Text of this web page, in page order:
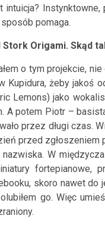
Instynktowne,
pomaga.
Stork Origami. Skąd
o tym projekcie,
Kupidura, żeby jakoś
Lemons) jako
A potem Piotr –
przez długi czas.
przed zgłoszeniem
W
fortepianowe,
skoro nawet
go. Więc